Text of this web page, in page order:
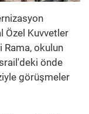
Özel Kuvvetler
Rama, okulun
önde
görüşmeler